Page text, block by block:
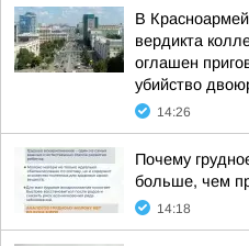
В
вердикта
оглашен
убийство
14:26
Почему
больше, чем
14:18